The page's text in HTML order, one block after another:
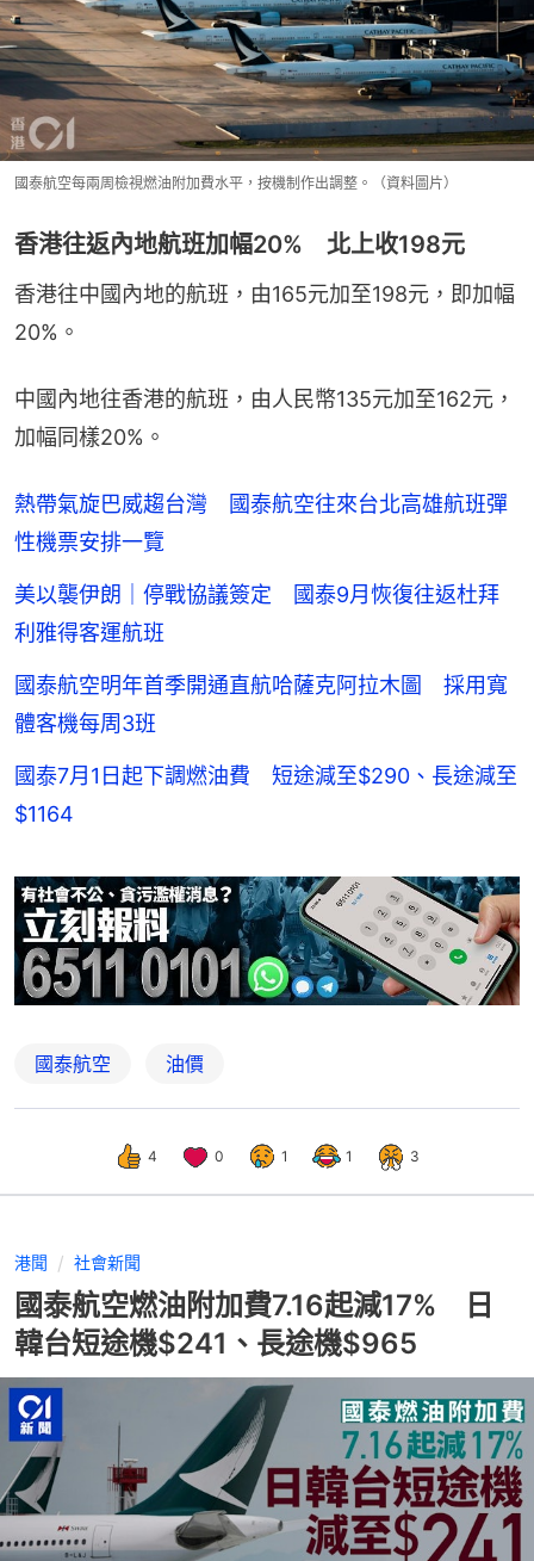
國泰航空每兩周檢視燃油附加費水平，按機制作出調整。（資料圖片）
香港往返內地航班加幅20% 北上收198元
香港往中國內地的航班，由165元加至198元，即加幅
20%。
中國內地往香港的航班，由人民幣135元加至162元，
加幅同樣20%。
熱帶氣旋巴威趨台灣 國泰航空往來台北高雄航班彈
性機票安排一覽
美以襲伊朗｜停戰協議簽定 國泰9月恢復往返杜拜
利雅得客運航班
國泰航空明年首季開通直航哈薩克阿拉木圖 採用寬
體客機每周3班
國泰7月1日起下調燃油費 短途減至$290、長途減至
$1164
國泰航空 油價
4 0 1 1 3
港聞 社會新聞
國泰航空燃油附加費7.16起減17% 日
韓台短途機$241、長途機$965